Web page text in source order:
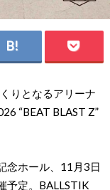
りとなるアリーナ
“BEAT BLAST Z”
念ホール、11月3日
予定。BALLSTIK